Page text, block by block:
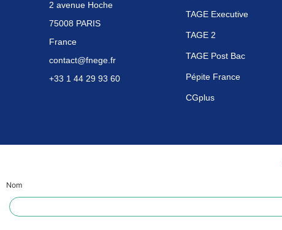
2 avenue Hoche
75008 PARIS
France
contact@fnege.fr
+33 1 44 29 93 60
TAGE Executive
TAGE 2
TAGE Post Bac
Pépite France
CGplus
Nom